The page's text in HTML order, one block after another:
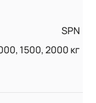
SPN
1500, 2000 кг